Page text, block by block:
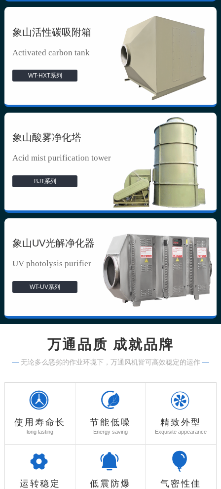
象山活性碳吸附箱
Activated carbon tank
WT-HXT系列
象山酸雾净化塔
Acid mist purification tower
BJT系列
象山UV光解净化器
UV photolysis purifier
WT-UV系列
万通品质 成就品牌
— 无论多么恶劣的作业环境下，万通风机皆可高效稳定的运作 —
使用寿命长
long lasting
节能低噪
Energy saving
精致外型
Exquisite appearance
运转稳定 低震防爆 气密性佳